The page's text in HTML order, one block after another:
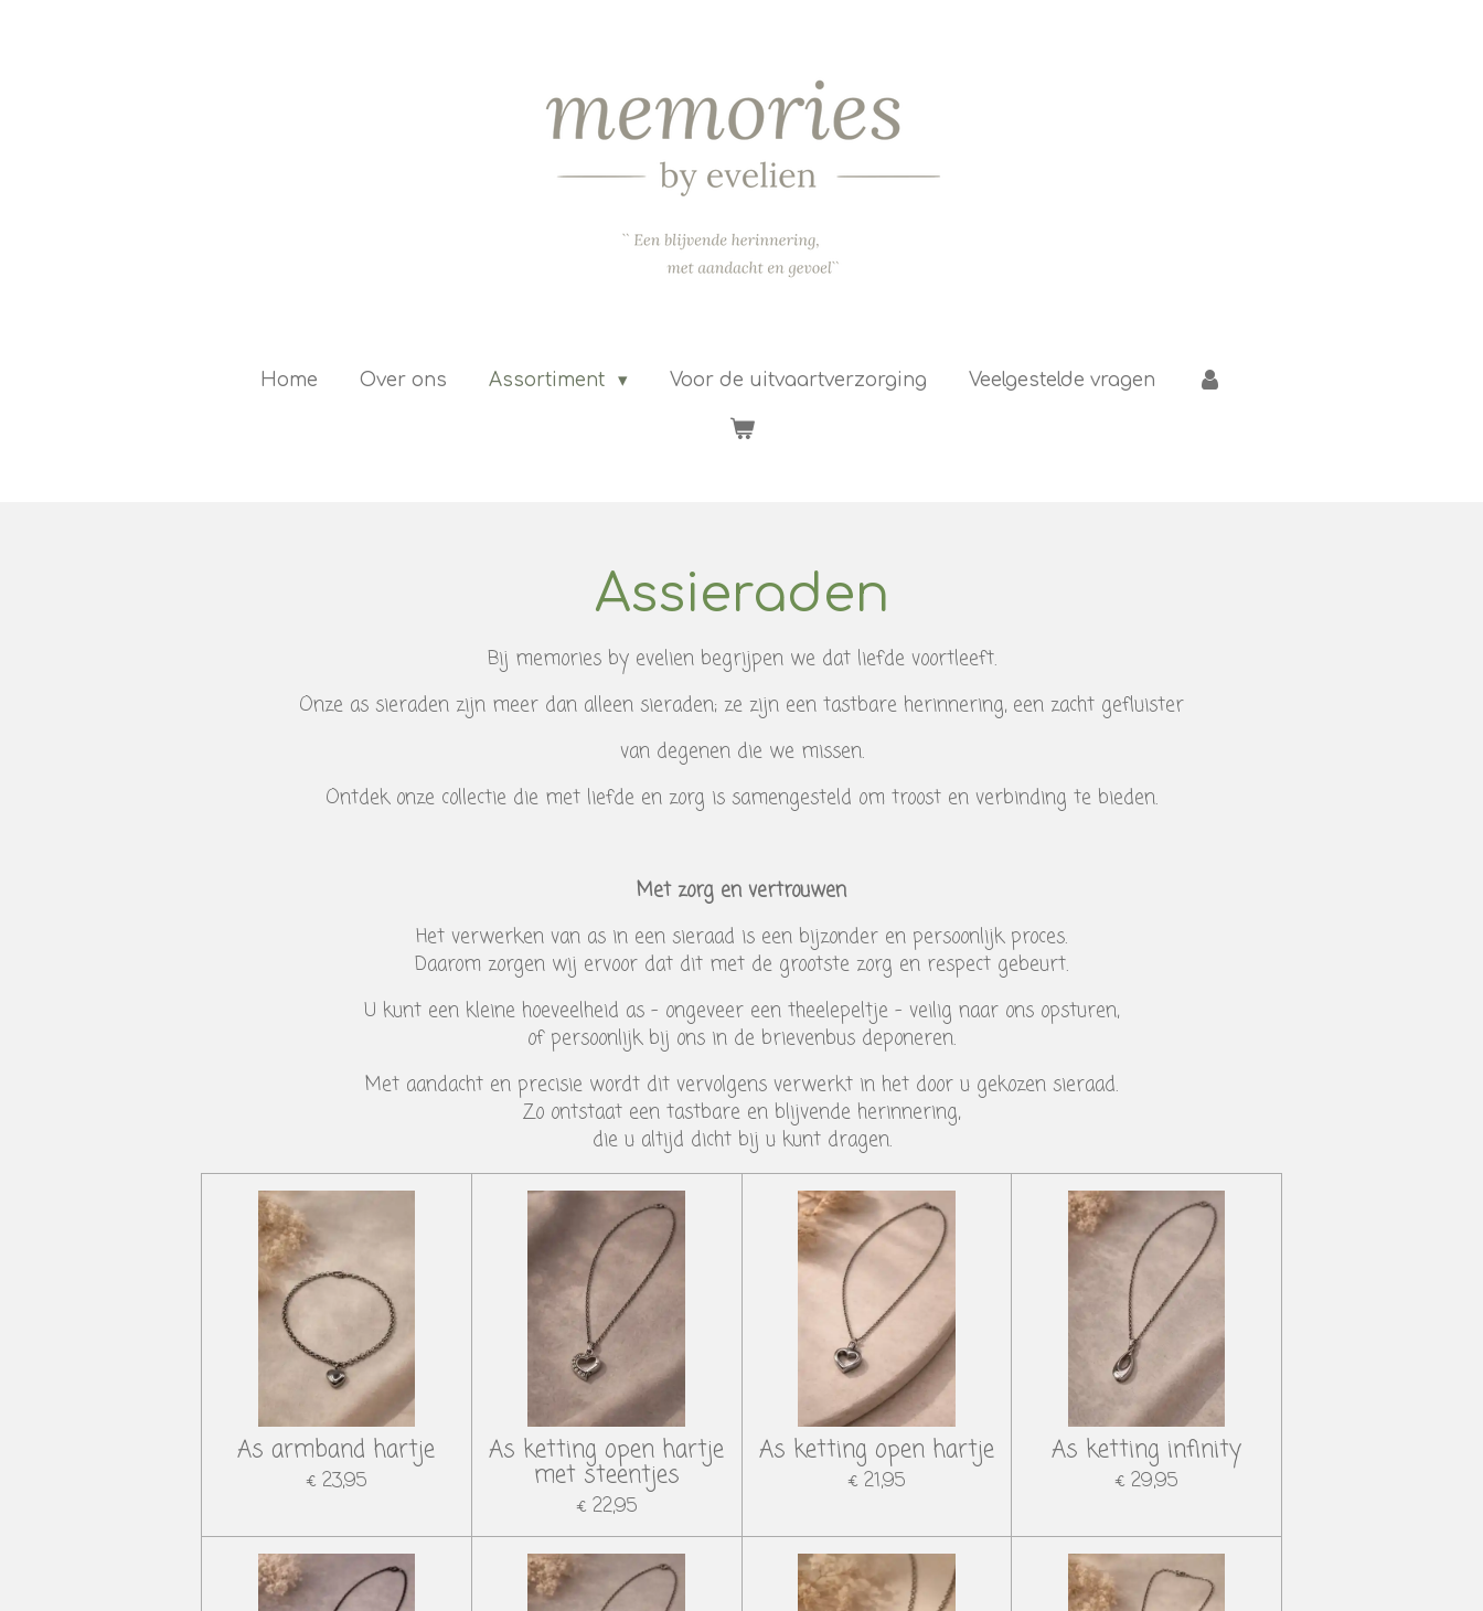
Home Over ons Assortiment Voor de uitvaartverzorging Veelgestelde vragen
Assieraden
Bij memories by evelien begrijpen we dat liefde voortleeft.
Onze as sieraden zijn meer dan alleen sieraden; ze zijn een tastbare herinnering, een zacht gefluister
van degenen die we missen.
Ontdek onze collectie die met liefde en zorg is samengesteld om troost en verbinding te bieden.
Met zorg en vertrouwen
Het verwerken van as in een sieraad is een bijzonder en persoonlijk proces.
Daarom zorgen wij ervoor dat dit met de grootste zorg en respect gebeurt.
U kunt een kleine hoeveelheid as – ongeveer een theelepeltje – veilig naar ons opsturen,
of persoonlijk bij ons in de brievenbus deponeren.
Met aandacht en precisie wordt dit vervolgens verwerkt in het door u gekozen sieraad.
Zo ontstaat een tastbare en blijvende herinnering,
die u altijd dicht bij u kunt dragen.
As armband hartje
€ 23,95
As ketting open hartje
met steentjes
€ 22,95
As ketting open hartje
€ 21,95
As ketting infinity
€ 29,95